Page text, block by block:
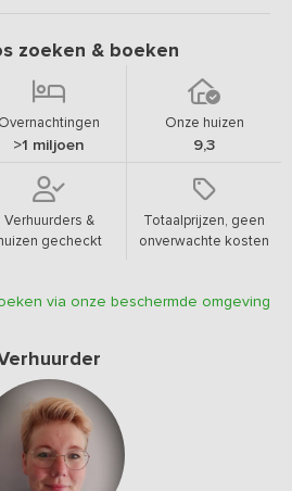
zoeken & boeken
Overnachtingen
>1 miljoen
Onze huizen
9,3
Verhuurders &
gecheckt
Totaalprijzen, geen
onverwachte kosten
via onze beschermde omgeving